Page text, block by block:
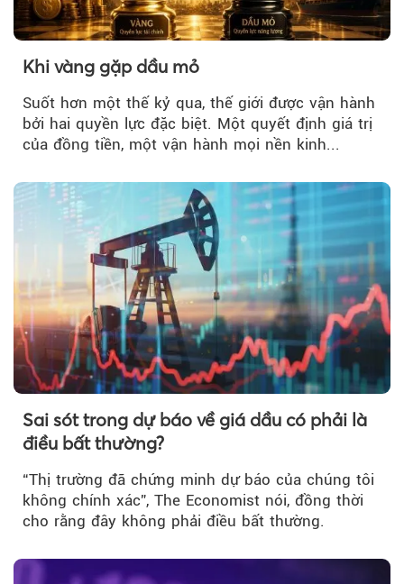
Khi vàng gặp dầu mỏ
Suốt hơn một thế kỷ qua, thế giới được vận hành
bởi hai quyền lực đặc biệt. Một quyết định giá trị
của đồng tiền, một vận hành mọi nền kinh...
Sai sót trong dự báo về giá dầu có phải là
điều bất thường?
“Thị trường đã chứng minh dự báo của chúng tôi
không chính xác”, The Economist nói, đồng thời
cho rằng đây không phải điều bất thường.